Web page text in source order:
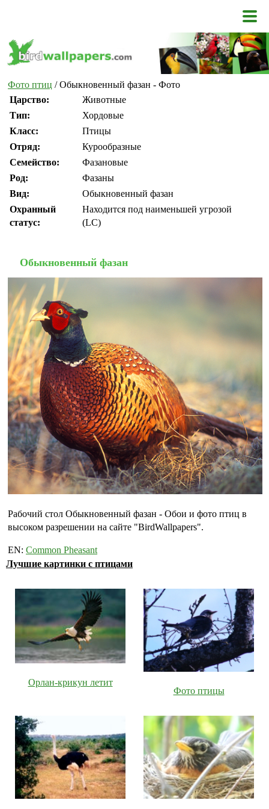
Фото птиц / Обыкновенный фазан - Фото
Царство:
Животные
Тип:
Хордовые
Класс:
Птицы
Отряд:
Курообразные
Семейство:
Фазановые
Род:
Фазаны
Вид:
Обыкновенный фазан
Охранный
статус:
Находится под наименьшей угрозой
(LC)
Обыкновенный фазан
Рабочий стол Обыкновенный фазан - Обои и фото птиц в
высоком разрешении на сайте "BirdWallpapers".
EN: Common Pheasant
Лучшие картинки с птицами
Орлан-крикун летит
Фото птицы